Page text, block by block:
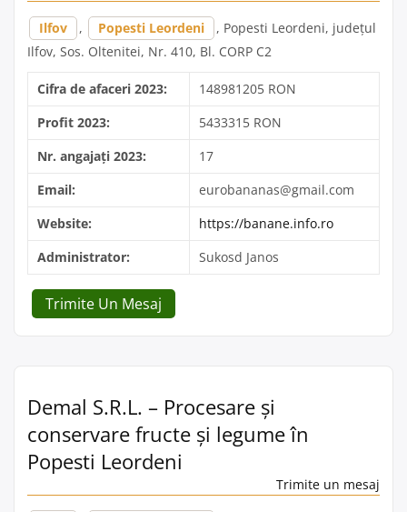
Ilfov , Popesti Leordeni
, Popesti Leordeni, județul
Ilfov, Sos. Oltenitei, Nr. 410, Bl. CORP C2
Cifra de afaceri 2023:
148981205 RON
Profit 2023:
5433315 RON
Nr. angajați 2023:
17
Email:
eurobananas@gmail.com
Website:
https://banane.info.ro
Administrator:
Sukosd Janos
Trimite Un Mesaj
Demal S.R.L. – Procesare și
conservare fructe și legume în
Popesti Leordeni
Trimite un mesaj